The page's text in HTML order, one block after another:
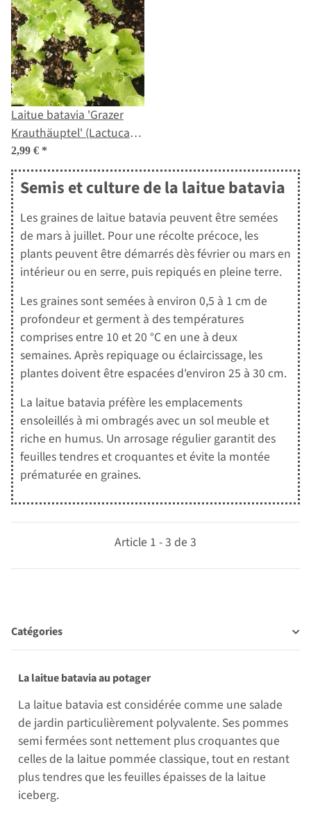
Laitue batavia 'Grazer
Krauthäuptel' (Lactuca
sativa) graines
2,99 € *
Semis et culture de la laitue batavia
Les graines de laitue batavia peuvent être semées
de mars à juillet. Pour une récolte précoce, les
plants peuvent être démarrés dès février ou mars en
intérieur ou en serre, puis repiqués en pleine terre.
Les graines sont semées à environ 0,5 à 1 cm de
profondeur et germent à des températures
comprises entre 10 et 20 °C en une à deux
semaines. Après repiquage ou éclaircissage, les
plantes doivent être espacées d'environ 25 à 30 cm.
La laitue batavia préfère les emplacements
ensoleillés à mi ombragés avec un sol meuble et
riche en humus. Un arrosage régulier garantit des
feuilles tendres et croquantes et évite la montée
prématurée en graines.
Article 1 - 3 de 3
Catégories
La laitue batavia au potager
La laitue batavia est considérée comme une salade
de jardin particulièrement polyvalente. Ses pommes
semi fermées sont nettement plus croquantes que
celles de la laitue pommée classique, tout en restant
plus tendres que les feuilles épaisses de la laitue
iceberg.